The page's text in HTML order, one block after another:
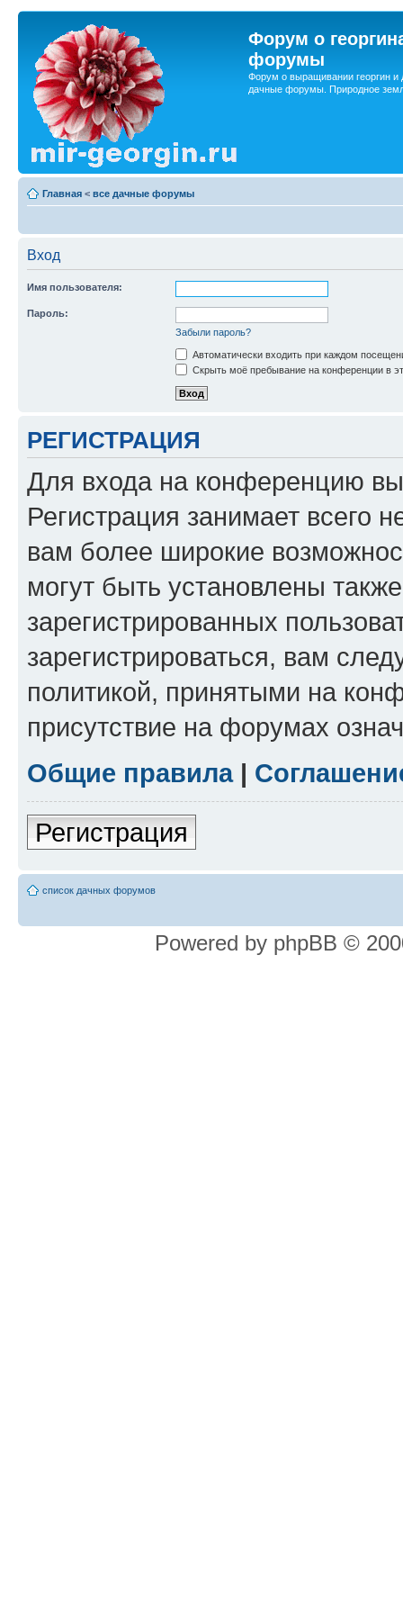
Форум о
форумы
Форум о выращивании георгин и
дачные форумы. Природное
Главная < все дачные форумы
Вход
Имя пользователя:
Пароль:
Забыли пароль?
Автоматически входить при каждом
Скрыть моё пребывание на конференции в
РЕГИСТРАЦИЯ
Для входа на конференцию
Регистрация занимает всего
вам более широкие
могут быть установлены
зарегистрированных
зарегистрироваться, вам
политикой, принятыми на
присутствие на форумах
Общие правила|
Регистрация
список дачных форумов
Powered by phpBB ©